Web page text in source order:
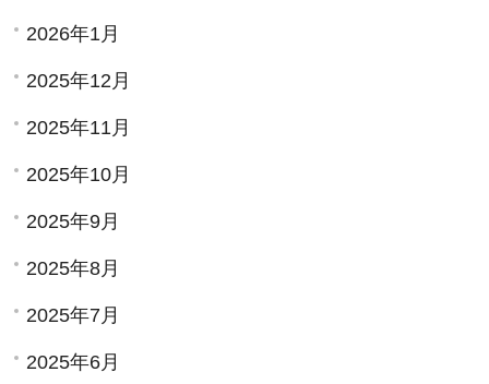
2026年1月
2025年12月
2025年11月
2025年10月
2025年9月
2025年8月
2025年7月
2025年6月